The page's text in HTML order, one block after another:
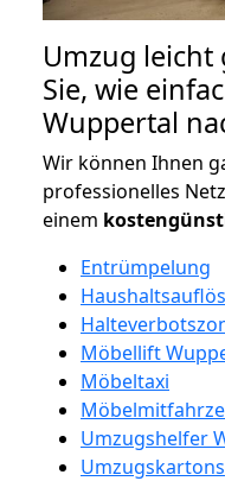
Umzug leicht
Sie, wie
Wuppertal
Wir können Ihnen
professionelles
einem
Entrümpelung
Möbellift
Möbeltaxi
Umzugshelfer
Umzugskartons